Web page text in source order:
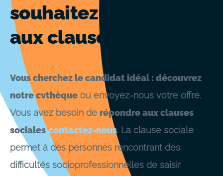
souhaitez répondre
aux clauses sociales ?
Vous cherchez le candidat idéal : découvrez
notre cvthèque ou envoyez-nous votre offre.
Vous avez besoin de répondre aux clauses
sociales contactez-nous. La clause sociale
permet à des personnes rencontrant des
difficultés socioprofessionnelles de saisir